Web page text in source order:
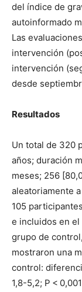
del índice de
autoinformado
Las
intervención
intervención
desde
Resultados
Un total de 320
años; duración
meses; 256
aleatoriamente
105
e incluidos en el
grupo de
mostraron una
control:
1,8-5,2; P <